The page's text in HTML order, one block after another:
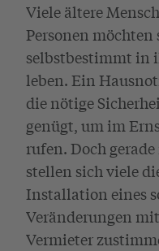
Viele ältere
Personen
selbstbestimmt in
leben. Ein
die nötige
genügt, um im
rufen. Doch
stellen sich viele
Installation eines
Veränderungen
Vermieter